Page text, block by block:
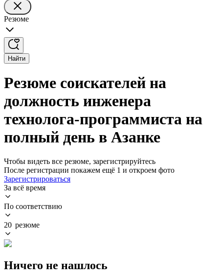
Резюме
Найти
Резюме соискателей на
должность инженера
технолога-программиста на
полный день в Азанке
Чтобы видеть все резюме, зарегистрируйтесь
После регистрации покажем ещё 1 и откроем фото
Зарегистрироваться
За всё время
По соответствию
20 резюме
Ничего не нашлось